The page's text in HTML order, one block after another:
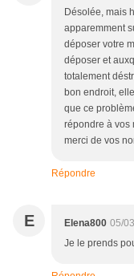
Désolée, mais
apparemment
déposer votre
déposer et
totalement
bon endroit,
que ce
répondre à vos
merci de vos
Répondre
E Elena800 05/
Je le prends